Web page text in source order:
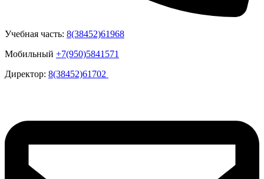
Учебная часть: 8(38452)61968
Мобильный +7(950)5841571
Директор: 8(38452)61702